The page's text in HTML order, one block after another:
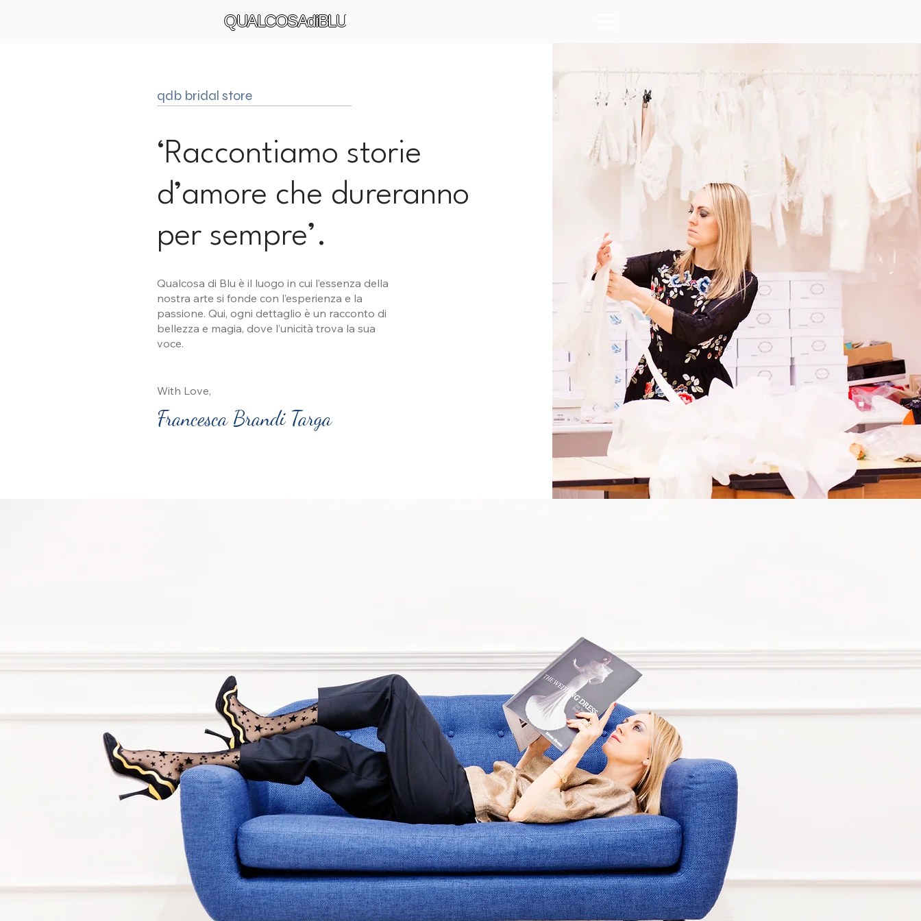
QUALCOSAdiBLU
qdb bridal store
‘Raccontiamo storie
d’amore che dureranno
per sempre’.
Qualcosa di Blu è il luogo in cui l’essenza della
nostra arte si fonde con l’esperienza e la
passione. Qui, ogni dettaglio è un racconto di
bellezza e magia, dove l’unicità trova la sua
voce.
With Love,
Francesca Brandi Targa